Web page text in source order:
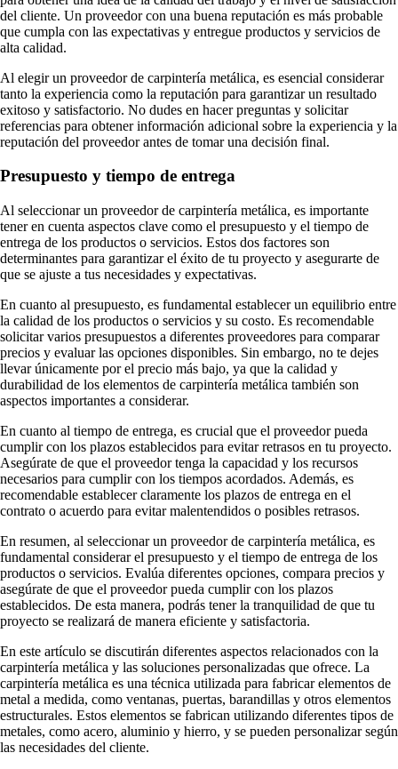
del cliente. Un proveedor con una buena reputación es más probable
que cumpla con las expectativas y entregue productos y servicios de
alta calidad.
Al elegir un proveedor de carpintería metálica, es esencial considerar
tanto la experiencia como la reputación para garantizar un resultado
exitoso y satisfactorio. No dudes en hacer preguntas y solicitar
referencias para obtener información adicional sobre la experiencia y la
reputación del proveedor antes de tomar una decisión final.
Presupuesto y tiempo de entrega
Al seleccionar un proveedor de carpintería metálica, es importante
tener en cuenta aspectos clave como el presupuesto y el tiempo de
entrega de los productos o servicios. Estos dos factores son
determinantes para garantizar el éxito de tu proyecto y asegurarte de
que se ajuste a tus necesidades y expectativas.
En cuanto al presupuesto, es fundamental establecer un equilibrio entre
la calidad de los productos o servicios y su costo. Es recomendable
solicitar varios presupuestos a diferentes proveedores para comparar
precios y evaluar las opciones disponibles. Sin embargo, no te dejes
llevar únicamente por el precio más bajo, ya que la calidad y
durabilidad de los elementos de carpintería metálica también son
aspectos importantes a considerar.
En cuanto al tiempo de entrega, es crucial que el proveedor pueda
cumplir con los plazos establecidos para evitar retrasos en tu proyecto.
Asegúrate de que el proveedor tenga la capacidad y los recursos
necesarios para cumplir con los tiempos acordados. Además, es
recomendable establecer claramente los plazos de entrega en el
contrato o acuerdo para evitar malentendidos o posibles retrasos.
En resumen, al seleccionar un proveedor de carpintería metálica, es
fundamental considerar el presupuesto y el tiempo de entrega de los
productos o servicios. Evalúa diferentes opciones, compara precios y
asegúrate de que el proveedor pueda cumplir con los plazos
establecidos. De esta manera, podrás tener la tranquilidad de que tu
proyecto se realizará de manera eficiente y satisfactoria.
En este artículo se discutirán diferentes aspectos relacionados con la
carpintería metálica y las soluciones personalizadas que ofrece. La
carpintería metálica es una técnica utilizada para fabricar elementos de
metal a medida, como ventanas, puertas, barandillas y otros elementos
estructurales. Estos elementos se fabrican utilizando diferentes tipos de
metales, como acero, aluminio y hierro, y se pueden personalizar según
las necesidades del cliente.